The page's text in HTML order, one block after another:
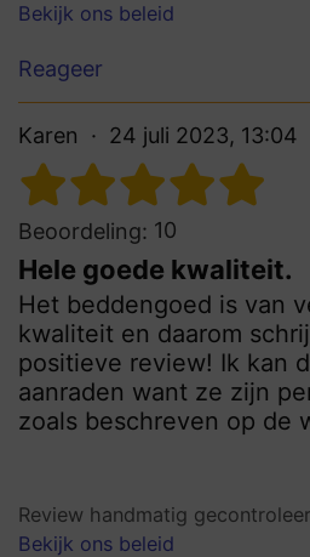
Bekijk ons beleid
Reageer
Karen 24 juli 2023, 13:04
Beoordeling: 10
Hele goede kwaliteit.
Het beddengoed is van
kwaliteit en daarom
positieve review! Ik kan
aanraden want ze zijn
zoals beschreven op de
Review handmatig
Bekijk ons beleid